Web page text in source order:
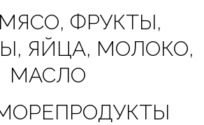
МЯСО, ФРУКТЫ,
ЯЙЦА, МОЛОКО,
МАСЛО